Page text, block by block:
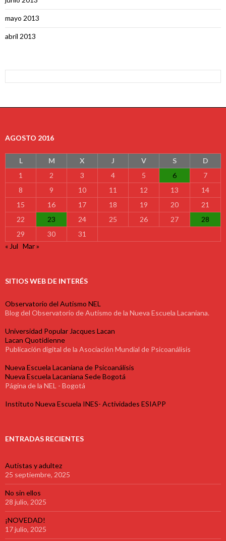
mayo 2013
abril 2013
AGOSTO 2016
L M X J V S
D
1
2 3 4 5 6
7
8
9 10 11 12 13
14
15
16 17 18 19 20
21
22
23 24 25 26 27
28
29
30
31
« Jul Mar »
SITIOS WEB DE INTERÉS
Observatorio del Autismo NEL
Blog del Observatorio de Autismo de la Nueva Escuela Lacaniana.
Universidad Popular Jacques Lacan
Lacan Quotidienne
Publicación digital de la Asociación Mundial de Psicoanálisis
Nueva Escuela Lacaniana de Psicoanálisis
Nueva Escuela Lacaniana Sede Bogotá
Página de la NEL - Bogotá
Instituto Nueva Escuela INES- Actividades ESIAPP
ENTRADAS RECIENTES
Autistas y adultez
25 septiembre, 2025
No sin ellos
28 julio, 2025
¡NOVEDAD!
17 julio, 2025